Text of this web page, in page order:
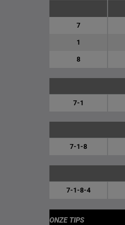
7
1
8
7-1
7-1-8
7-1-8-4
ONZE TIPS